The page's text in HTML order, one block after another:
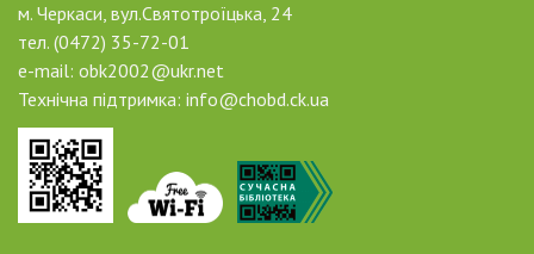
м. Черкаси, вул.Святотроїцька, 24
тел. (0472) 35-72-01
e-mail: obk2002@ukr.net
Технічна підтримка: info@chobd.ck.ua